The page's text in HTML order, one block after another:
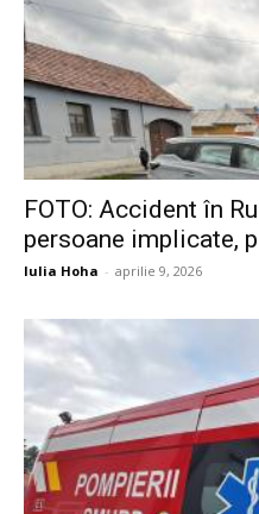
FOTO: Accident în
persoane implicate,
Iulia Hoha - aprilie 9, 2026